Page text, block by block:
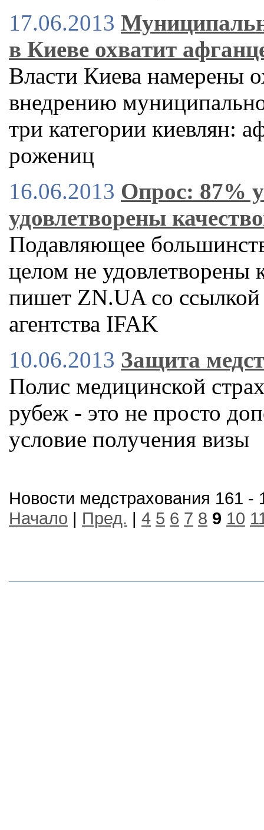
17.06.2013
в Киеве охватит
Власти Киева намерены
внедрению
три категории киевлян:
рожениц
16.06.2013 Опрос: 87%
удовлетворены
Подавляющее
целом не удовлетворены
пишет ZN.UA со
агентства IFAK
10.06.2013 Защита
Полис медицинской
рубеж - это не просто
условие получения визы
Новости медстрахования 161 -
Начало | Пред. | 4 5 6 7 8 9 10